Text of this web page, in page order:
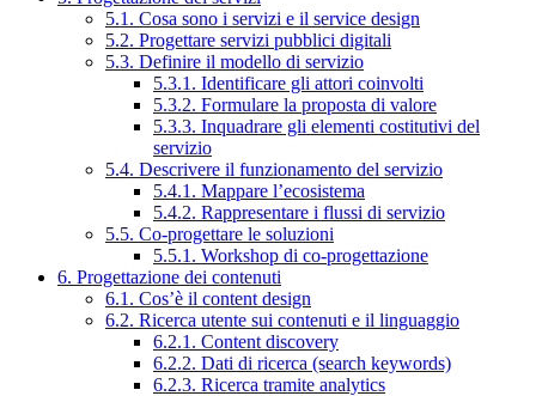
5.1. Cosa sono i servizi e il service design
5.2. Progettare servizi pubblici digitali
5.3. Definire il modello di servizio
5.3.1. Identificare gli attori coinvolti
5.3.2. Formulare la proposta di valore
5.3.3. Inquadrare gli elementi costitutivi del
servizio
5.4. Descrivere il funzionamento del servizio
5.4.1. Mappare l’ecosistema
5.4.2. Rappresentare i flussi di servizio
5.5. Co-progettare le soluzioni
5.5.1. Workshop di co-progettazione
6. Progettazione dei contenuti
6.1. Cos’è il content design
6.2. Ricerca utente sui contenuti e il linguaggio
6.2.1. Content discovery
6.2.2. Dati di ricerca (search keywords)
6.2.3. Ricerca tramite analytics